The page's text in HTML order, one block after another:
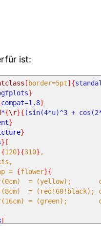
ist:
[ border=5pt]{
}
compat=1.8}
*{\r}{ (sin(4*u)^3 +
}
}
}[
{120}{310} ,
= {flower}{
= (yellow);
= (red!60!black);
= (green);
[